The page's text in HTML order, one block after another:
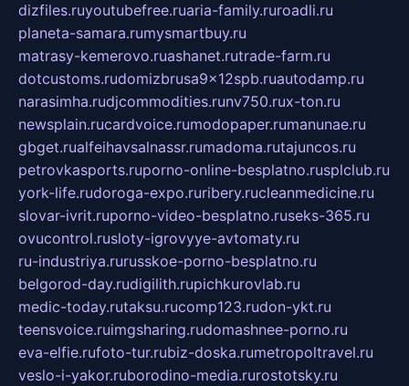
dizfiles.ruyoutubefree.ruaria-family.ruroadli.ru
planeta-samara.rumysmartbuy.ru
matrasy-kemerovo.ruashanet.rutrade-farm.ru
dotcustoms.rudomizbrusa9x12spb.ruautodamp.ru
narasimha.rudjcommodities.runv750.rux-ton.ru
newsplain.rucardvoice.rumodopaper.rumanunae.ru
gbget.rualfeihavsalnassr.rumadoma.rutajuncos.ru
petrovkasports.ruporno-online-besplatno.rusplclub.ru
york-life.rudoroga-expo.ruribery.rucleanmedicine.ru
slovar-ivrit.ruporno-video-besplatno.ruseks-365.ru
ovucontrol.rusloty-igrovyye-avtomaty.ru
ru-industriya.rurusskoe-porno-besplatno.ru
belgorod-day.rudigilith.rupichkurovlab.ru
medic-today.rutaksu.rucomp123.rudon-ykt.ru
teensvoice.ruimgsharing.rudomashnee-porno.ru
eva-elfie.rufoto-tur.rubiz-doska.rumetropoltravel.ru
veslo-i-yakor.ruborodino-media.rurostotsky.ru